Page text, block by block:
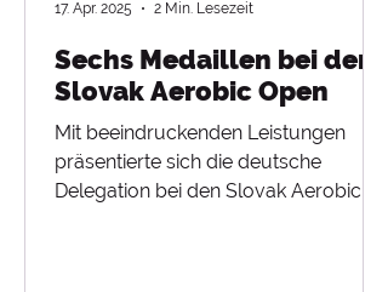
Sechs Medaillen bei den
Slovak Aerobic Open
Mit beeindruckenden Leistungen
präsentierte sich die deutsche
Delegation bei den Slovak Aerobic
17. Apr. 2025 2 Min. Lesezeit